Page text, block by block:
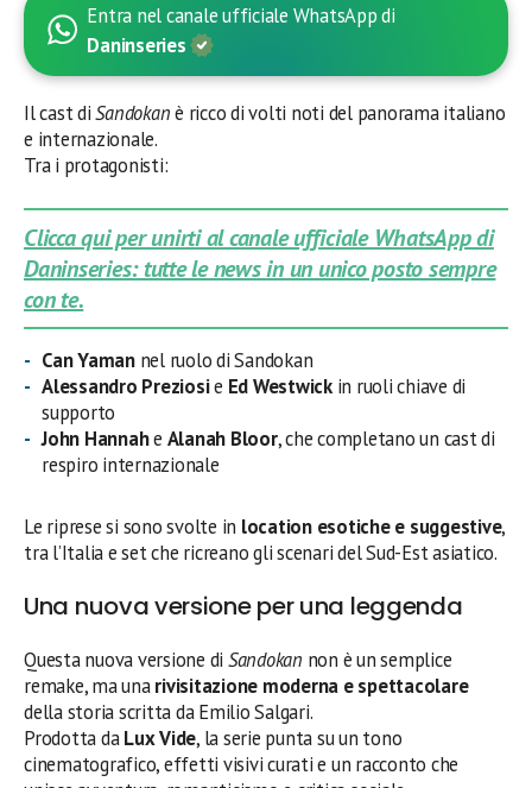
Entra nel canale ufficiale WhatsApp di
Daninseries
Il cast diSandokanè ricco di volti noti del panorama italiano
e internazionale.
Tra i protagonisti:
Clicca qui per unirti al canale ufficiale WhatsApp di
Daninseries: tutte le news in un unico posto sempre
con te.
Can Yamannel ruolo di Sandokan
Alessandro Preziosie Ed Westwickin ruoli chiave di
supporto
John Hannahe Alanah Bloor, che completano un cast di
respiro internazionale
Le riprese si sono svolte in location esotiche e suggestive,
tra l’Italia e set che ricreano gli scenari del Sud-Est asiatico.
Una nuova versione per una leggenda
Questa nuova versione di Sandokan non è un semplice
remake, ma unarivisitazione moderna e spettacolare
della storia scritta da Emilio Salgari.
Prodotta daLux Vide, la serie punta su un tono
cinematografico, effetti visivi curati e un racconto che